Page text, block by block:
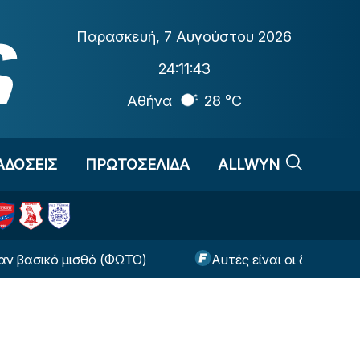
Παρασκευή, 7 Αυγούστου 2026
24:11:44
Αθήνα
28 °C
ΠΡΩΤΟΣΕΛΙΔΑ ALLWYN
μισθό (ΦΩΤΟ) Αυτές είναι οι δύο κινήσεις